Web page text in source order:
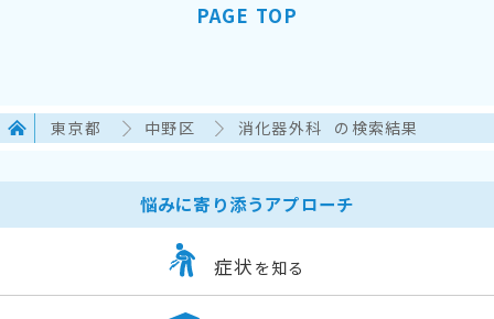
PAGE TOP
東京都 中野区 消化器外科 の検索結果
悩みに寄り添うアプローチ
症状 を知る